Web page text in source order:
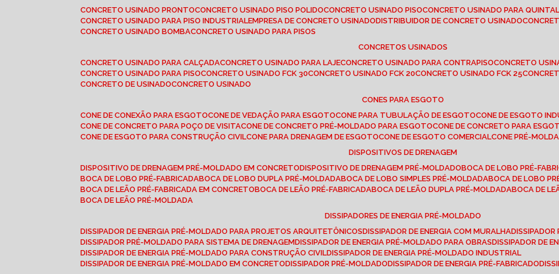
CONCRETO USINADO PRONTO CONCRETO USINADO PISO POLIDO CONCRETO USINADO PISO CONCRETO USINADO PARA QUINTAL
CONCRETO USINADO PARA PISO INDUSTRIAL EMPRESA DE CONCRETO USINADO DISTRIBUIDOR DE CONCRETO USINADO
CONCRETO USINADO BOMBA CONCRETO USINADO PARA PISOS
CONCRETOS USINADOS
CONCRETO USINADO PARA CALÇADA CONCRETO USINADO PARA LAJE CONCRETO USINADO PARA CONTRAPISO CONCRETO
CONCRETO USINADO PARA PISO CONCRETO USINADO FCK 30 CONCRETO USINADO FCK 20 CONCRETO USINADO FCK 25
CONCRETO DE USINADO CONCRETO USINADO
CONES PARA ESGOTO
CONE DE CONEXÃO PARA ESGOTO CONE DE VEDAÇÃO PARA ESGOTO CONE PARA TUBULAÇÃO DE ESGOTO CONE DE ESGOTO
CONE DE CONCRETO PARA POÇO DE VISITA CONE DE CONCRETO PRÉ-MOLDADO PARA ESGOTO CONE DE CONCRETO PARA
CONE DE ESGOTO PARA CONSTRUÇÃO CIVIL CONE PARA DRENAGEM DE ESGOTO CONE DE ESGOTO COMERCIAL CONE PRÉ-
DISPOSITIVOS DE DRENAGEM
DISPOSITIVO DE DRENAGEM PRÉ-MOLDADO EM CONCRETO DISPOSITIVO DE DRENAGEM PRÉ-MOLDADO BOCA DE LOBO PRÉ-
BOCA DE LOBO PRÉ-FABRICADA BOCA DE LOBO DUPLA PRÉ-MOLDADA BOCA DE LOBO SIMPLES PRÉ-MOLDADA BOCA DE LOBO
BOCA DE LEÃO PRÉ-FABRICADA EM CONCRETO BOCA DE LEÃO PRÉ-FABRICADA BOCA DE LEÃO DUPLA PRÉ-MOLDADA BOCA DE
BOCA DE LEÃO PRÉ-MOLDADA
DISSIPADORES DE ENERGIA PRÉ-MOLDADO
DISSIPADOR DE ENERGIA PRÉ-MOLDADO PARA PROJETOS ARQUITETÔNICOS DISSIPADOR DE ENERGIA COM MURALHA
DISSIPADOR PRÉ-MOLDADO PARA SISTEMA DE DRENAGEM DISSIPADOR DE ENERGIA PRÉ-MOLDADO PARA OBRAS DISSIPADOR DE
DISSIPADOR DE ENERGIA PRÉ-MOLDADO PARA CONSTRUÇÃO CIVIL DISSIPADOR DE ENERGIA PRÉ-MOLDADO INDUSTRIAL
DISSIPADOR DE ENERGIA PRÉ-MOLDADO EM CONCRETO DISSIPADOR PRÉ-MOLDADO DISSIPADOR DE ENERGIA PRÉ-FABRICADO